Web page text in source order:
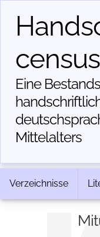
census
Eine
Mittelalters
Verzeichnisse